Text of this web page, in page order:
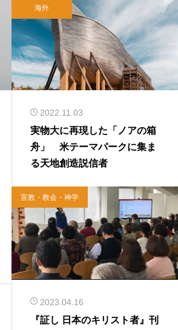
海外
2022.11.03
実物大に再現した「ノアの箱
舟」 米テーマパークに集ま
る天地創造説信者
宣教・教会・神学
2023.04.16
『証し 日本のキリスト者』刊